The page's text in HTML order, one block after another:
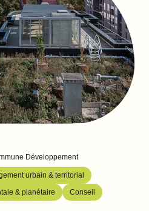
Développement
urbain & territorial
& planétaire
Conseil